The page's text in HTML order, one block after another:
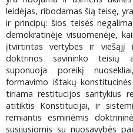
leidėjas, ribodamas šią teisę,
ir principų: šios teisės
demokratinėje visuomenėje,
įtvirtintas vertybes ir viešąjį
doktrinos savininko teisių
suponuoja poreikį
formavimo ištakų
tiriama restitucijos santykius
atitiktis Konstitucijai, ir
remiantis esminėmis
susijusiomis su nuosavybės